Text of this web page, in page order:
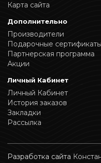
Карта сайта
Дополнительно
Производители
Подарочные сертификаты
Партнерская программа
Акции
Личный Кабинет
Личный Кабинет
История заказов
Закладки
Рассылка
Разработка сайта